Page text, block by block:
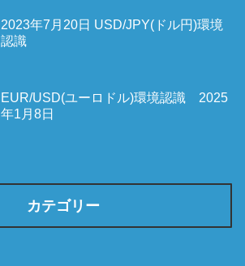
2023年7月20日 USD/JPY(ドル円)環境
認識
EUR/USD(ユーロドル)環境認識 2025
年1月8日
カテゴリー